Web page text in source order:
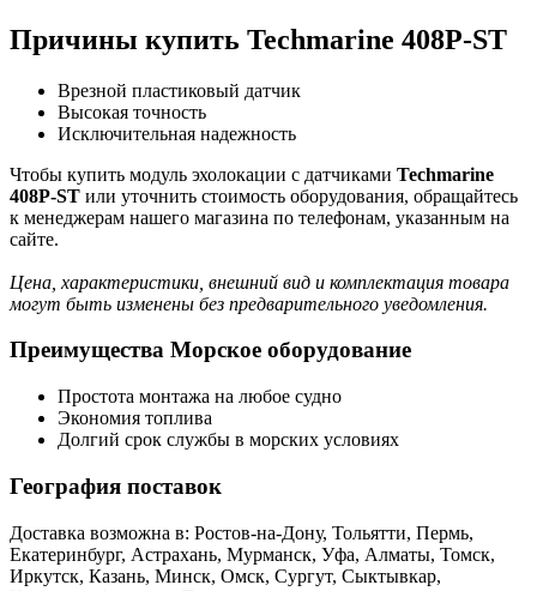
Причины купить Techmarine 408P-ST
Врезной пластиковый датчик
Высокая точность
Исключительная надежность
Чтобы купить модуль эхолокации с датчиками Techmarine
408P-ST или уточнить стоимость оборудования, обращайтесь
к менеджерам нашего магазина по телефонам, указанным на
сайте.
Цена, характеристики, внешний вид и комплектация товара
могут быть изменены без предварительного уведомления.
Преимущества Морское оборудование
Простота монтажа на любое судно
Экономия топлива
Долгий срок службы в морских условиях
География поставок
Доставка возможна в: Ростов-на-Дону, Тольятти, Пермь,
Екатеринбург, Астрахань, Мурманск, Уфа, Алматы, Томск,
Иркутск, Казань, Минск, Омск, Сургут, Сыктывкар,